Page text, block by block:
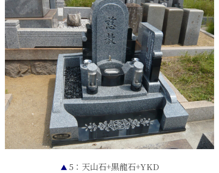
▲5：天山石+黒龍石+YKD